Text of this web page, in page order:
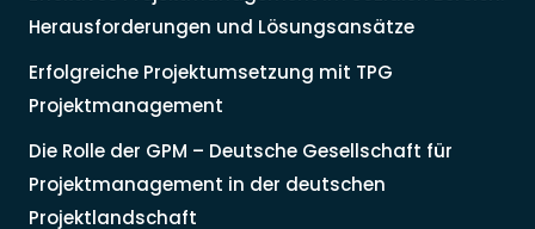
Herausforderungen und Lösungsansätze
Erfolgreiche Projektumsetzung mit TPG
Projektmanagement
Die Rolle der GPM – Deutsche Gesellschaft für
Projektmanagement in der deutschen
Projektlandschaft